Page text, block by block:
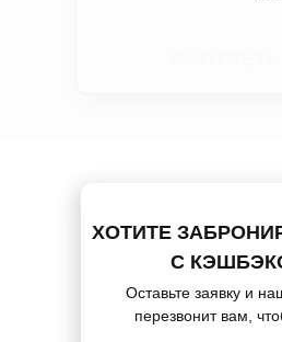
ХОТИТЕ
C
Оставьте заявку и
перезвонит вам,